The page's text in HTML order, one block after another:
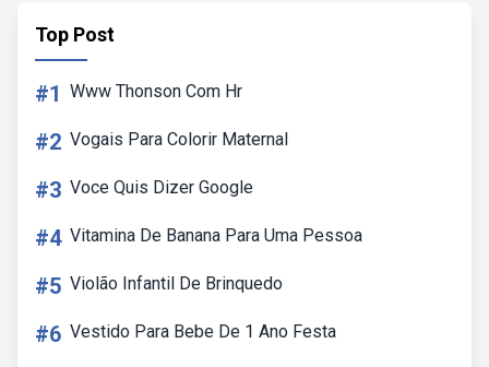
Top Post
#1 Www Thonson Com Hr
#2 Vogais Para Colorir Maternal
#3 Voce Quis Dizer Google
#4 Vitamina De Banana Para Uma Pessoa
#5 Violão Infantil De Brinquedo
#6 Vestido Para Bebe De 1 Ano Festa